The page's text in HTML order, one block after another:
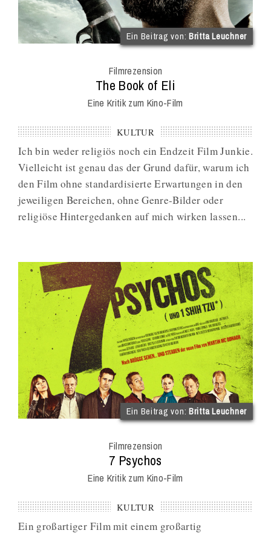
Ein Beitrag von:Britta Leuchner
Filmrezension
:
The Book of Eli
Eine Kritik zum Kino-Film
KULTUR
Ich bin weder religiös noch ein Endzeit Film Junkie.
Vielleicht ist genau das der Grund dafür, warum ich
den Film ohne standardisierte Erwartungen in den
jeweiligen Bereichen, ohne Genre-Bilder oder
religiöse Hintergedanken auf mich wirken lassen...
Ein Beitrag von:Britta Leuchner
Filmrezension
:
7 Psychos
Eine Kritik zum Kino-Film
KULTUR
Ein großartiger Film mit einem großartig